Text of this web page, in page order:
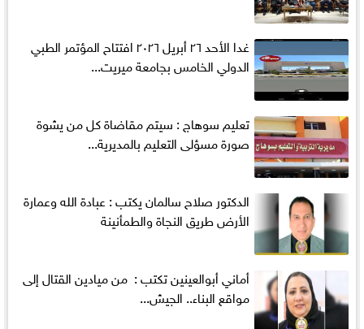
غدا الأحد ٢٦ أبريل ٢٠٢٦ افتتاح المؤتمر الطبي
الدولي الخامس بجامعة ميريت...
تعليم سوهاج : سيتم مقاضاة كل من يشوة
صورة مسؤلى التعليم بالمديرية...
الدكتور صلاح سالمان يكتب : عبادة الله وعمارة
الأرض طريق النجاة والطمأنينة
أماني‭ ‬أبوالعينين‭ ‬تكتب‭ : ‬ من ميادين القتال إلى
مواقع البناء.. الجيش...